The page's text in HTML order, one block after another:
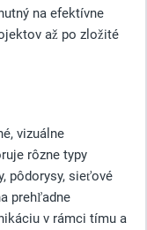
na efektívne
až po zložité
vizuálne
rôzne typy
pôdorysy, sieťové
prehľadne
v rámci tímu a